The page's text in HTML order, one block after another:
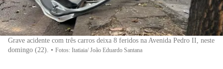
Grave acidente com três carros deixa 8 feridos na Avenida Pedro II, neste
domingo (22). • Fotos: Itatiaia/ João Eduardo Santana